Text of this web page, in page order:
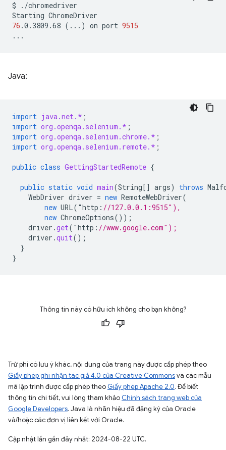
$
./chromedriver
Starting
76 .0.3809.68 ( ... ) on port 9515
Java:
import java.net.* ;
import org.openqa.selenium.* ;
import org.openqa.selenium.chrome.* ;
import org.openqa.selenium.remote.* ;
public class GettingStartedRemote {
public static void main(String[] args) throws
WebDriver driver = new RemoteWebDriver(
new URL( "http : //127.0.0.1:9515"),
new ChromeOptions());
driver .get( "http : //www.google.com");
driver .quit();
}
}
Thông tin này có hữu ích không cho bạn không?
Trừ phi có lưu ý khác, nội dung của trang này được cấp phép theo
Giấy phép ghi nhận tác giả 4.0 của Creative Commonsvà các mẫu
mã lập trình được cấp phép theo Giấy phép Apache 2.0. Để biết
thông tin chi tiết, vui lòng tham khảo Chính sách trang web của
Google Developers. Java là nhãn hiệu đã đăng ký của Oracle
và/hoặc các đơn vị liên kết với Oracle.
Cập nhật lần gần đây nhất: 2024-08-22 UTC.